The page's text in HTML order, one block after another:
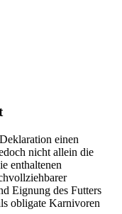
einen
nicht allein die
enthaltenen
Eignung des Futters
obligate Karnivoren